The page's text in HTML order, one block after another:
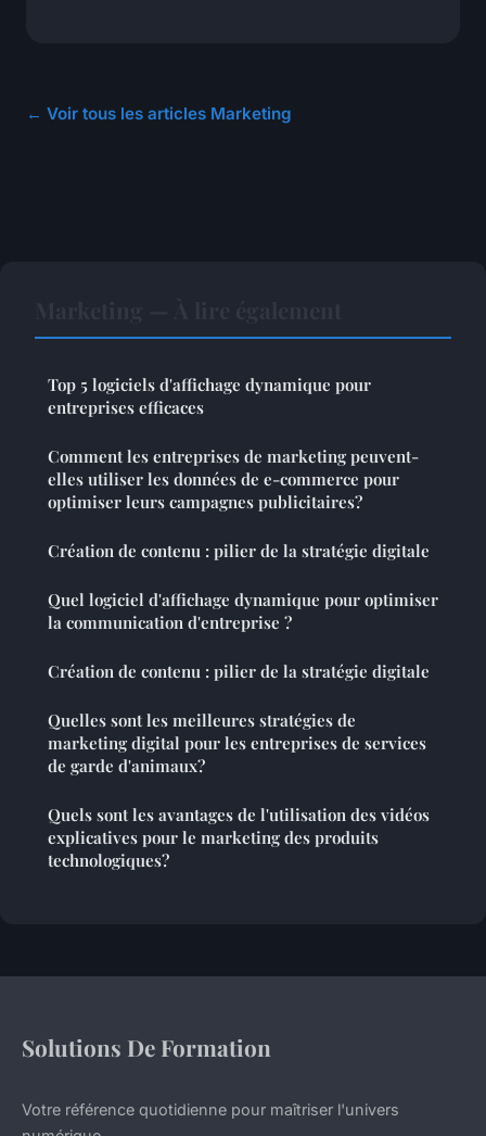
← Voir tous les articles Marketing
Top 5 logiciels d'affichage dynamique pour
entreprises efficaces
Comment les entreprises de marketing peuvent-
elles utiliser les données de e-commerce pour
optimiser leurs campagnes publicitaires?
Création de contenu : pilier de la stratégie digitale
Quel logiciel d'affichage dynamique pour optimiser
la communication d'entreprise ?
Création de contenu : pilier de la stratégie digitale
Quelles sont les meilleures stratégies de
marketing digital pour les entreprises de services
de garde d'animaux?
Quels sont les avantages de l'utilisation des vidéos
explicatives pour le marketing des produits
technologiques?
Solutions De Formation
Votre référence quotidienne pour maîtriser l'univers